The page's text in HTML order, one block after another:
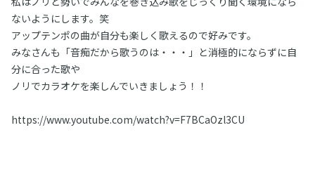
ないようにします。笑
アップテンポの曲が自分も楽しく歌えるので好みです。
みなさんも「音痴だから歌うのは・・・」と消極的にならずに自
分に合った歌や
ノリでカラオケを楽しんでいきましょう！！
https://www.youtube.com/watch?v=F7BCaOzl3CU